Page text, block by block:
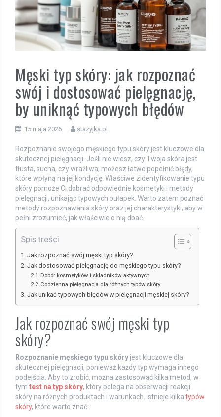
Męski typ skóry: jak rozpoznać
swój i dostosować pielęgnację,
by uniknąć typowych błędów
15 maja 2026 stazyjka.pl
Rozpoznanie swojego męskiego typu skóry jest kluczowe dla
skutecznej pielęgnacji. Jeśli nie wiesz, czy Twoja skóra jest
tłusta, sucha, czy wrażliwa, możesz łatwo popełnić błędy,
które wpłyną na jej kondycję. Właściwe zidentyfikowanie typu
skóry pomoże Ci dobrać odpowiednie kosmetyki i metody
pielęgnacji, unikając typowych pułapek. Warto zatem poznać
metody rozpoznawania skóry oraz jej charakterystyki, aby w
pełni zrozumieć, jak właściwie o nią dbać.
Spis treści
Jak rozpoznać swój męski typ skóry?
Jak dostosować pielęgnację do męskiego typu skóry?
Dobór kosmetyków i składników aktywnych
Codzienna pielęgnacja dla różnych typów skóry
Jak unikać typowych błędów w pielęgnacji męskiej skóry?
Jak rozpoznać swój męski typ
skóry?
Rozpoznanie męskiego typu skóry jest kluczowe dla
skutecznej pielęgnacji, ponieważ każdy typ wymaga innego
podejścia. Aby to zrobić, można zastosować kilka metod, w
tym test na typ skóry, który polega na obserwacji reakcji
skóry na różnych produktach i warunkach. Istnieje kilka typów
skóry, które warto znać: